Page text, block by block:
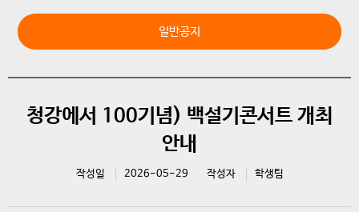
일반공지
청강에서 100기념) 백설기콘서트 개최
안내
작성일 2026-05-29 작성자 학생팀